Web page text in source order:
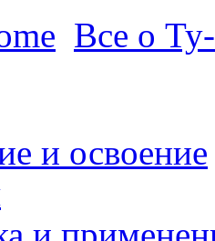
Все о
и освоение